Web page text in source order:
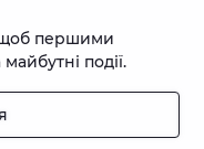
щоб першими
події.